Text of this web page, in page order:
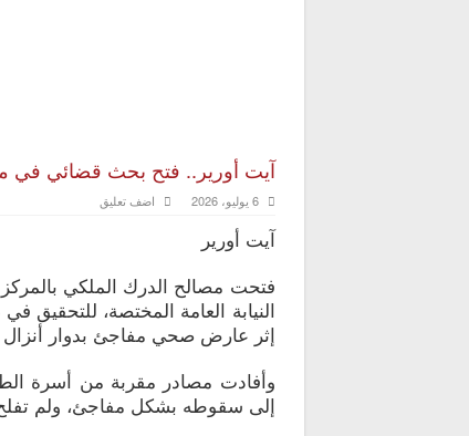
آيت أورير.. فتح بحث قضائي
6 يوليو، 2026 اضف تعليق
آيت أورير
فتحت مصالح الدرك الملكي
إثر عارض صحي مفاجئ بدوار أنزال
وأفادت مصادر مقربة من أسرة
إلى سقوطه بشكل مفاجئ، ولم تفلح